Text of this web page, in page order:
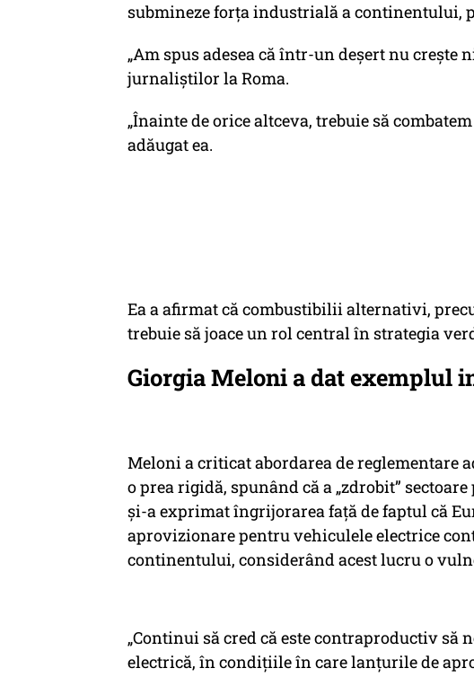
submineze forța industrială a continentului,
„Am spus adesea că într-un deșert nu crește
jurnaliștilor la Roma.
„Înainte de orice altceva, trebuie să
adăugat ea.
Ea a afirmat că combustibilii alternativi,
trebuie să joace un rol central în strategia
Giorgia Meloni a dat exemplul
Meloni a criticat abordarea de reglementare
o prea rigidă, spunând că a „zdrobit”
și-a exprimat îngrijorarea față de faptul că
aprovizionare pentru vehiculele electrice
continentului, considerând acest lucru o
„Continui să cred că este contraproductiv
electrică, în condițiile în care lanțurile de